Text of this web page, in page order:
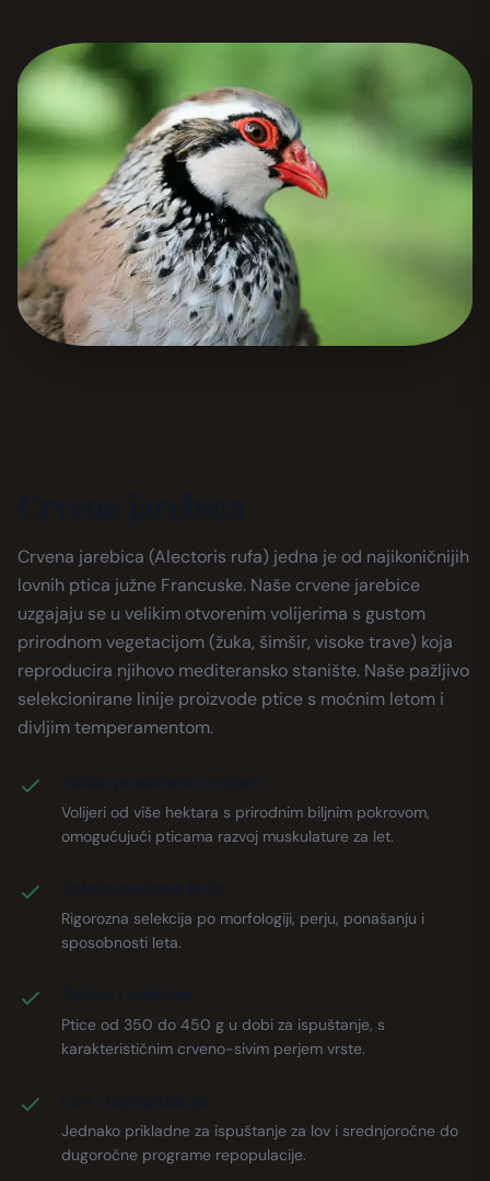
Crvena jarebica (Alectoris rufa) jedna je od najikoničnijih
lovnih ptica južne Francuske. Naše crvene jarebice
uzgajaju se u velikim otvorenim volijerima s gustom
prirodnom vegetacijom (žuka, šimšir, visoke trave) koja
reproducira njihovo mediteransko stanište. Naše pažljivo
selekcionirane linije proizvode ptice s moćnim letom i
divljim temperamentom.
Volijeri od više hektara s prirodnim biljnim pokrovom,
omogućujući pticama razvoj muskulature za let.
Rigorozna selekcija po morfologiji, perju, ponašanju i
sposobnosti leta.
Ptice od 350 do 450 g u dobi za ispuštanje, s
karakterističnim crveno-sivim perjem vrste.
Jednako prikladne za ispuštanje za lov i srednjoročne do
dugoročne programe repopulacije.